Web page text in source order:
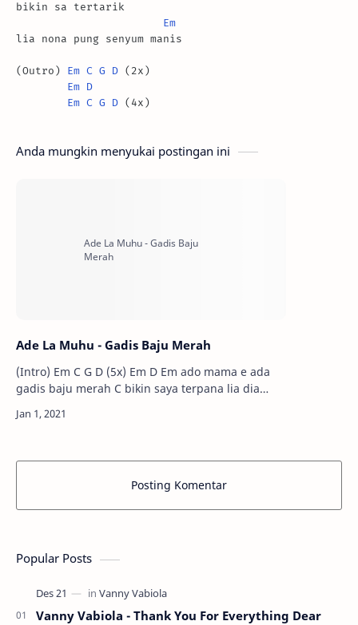
bikin sa tertarik
Em
lia nona pung senyum manis
(Outro) Em C G D (2x)
Em D
Em C G D (4x)
Anda mungkin menyukai postingan ini
Ade La Muhu - Gadis Baju Merah
(Intro) Em C G D (5x) Em D Em ado mama e ada
gadis baju merah C bikin saya terpana lia dia
Posting Komentar
Popular Posts
Vanny Vabiola - Thank You For Everything Dear